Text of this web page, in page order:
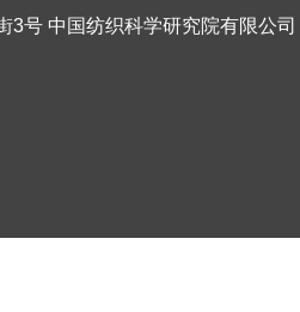
3号 中国纺织科学研究院有限公司